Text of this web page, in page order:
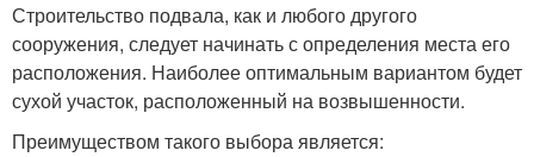
Строительство подвала, как и любого другого
сооружения, следует начинать с определения места его
расположения. Наиболее оптимальным вариантом будет
сухой участок, расположенный на возвышенности.
Преимуществом такого выбора является: